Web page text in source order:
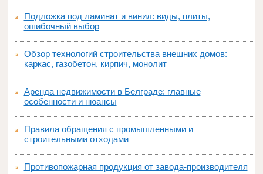
Подложка под ламинат и винил: виды, плиты,
ошибочный выбор
Обзор технологий строительства внешних домов:
каркас, газобетон, кирпич, монолит
Аренда недвижимости в Белграде: главные
особенности и нюансы
Правила обращения с промышленными и
строительными отходами
Противопожарная продукция от завода-производителя